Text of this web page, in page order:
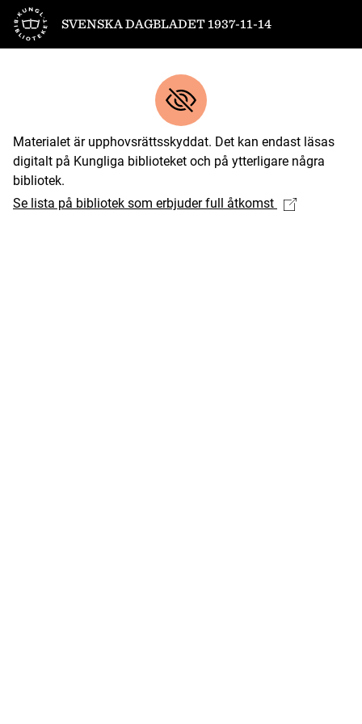
Till startsidan
SVENSKA DAGBLADET 1937-11-14
Materialet är upphovsrättsskyddat. Det kan endast läsas
digitalt på Kungliga biblioteket och på ytterligare några
bibliotek.
Se lista på bibliotek som erbjuder full åtkomst